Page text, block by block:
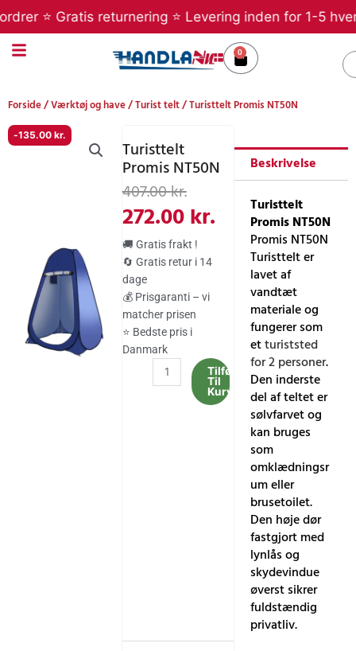
til
indholdet
Gratis returnering ⭐ Levering inden for 1-5
0
Kurv
Forside/Værktøj og have/Turist telt/ Turisttelt Promis NT50N
-135.00 kr.
Turisttelt
Promis NT50N
407.00kr.Den
oprindelige
pris
var:
407.00 kr..
272.00kr.
Den
aktuelle
272.00 kr..
🚚 Gratis frakt !
🔄 Gratis retur i 14
dage
💰 Prisgaranti – vi
matcher prisen
⭐ Bedste pris i
Danmark
Turisttelt
Promis
Tilføj
Til
Kurv
Beskrivelse
Turisttelt
Promis NT50N
Promis NT50N
Turisttelt er
lavet af
vandtæt
materiale og
fungerer som
etturiststed
for 2 personer.
Den inderste
del af teltet er
sølvfarvet og
kan bruges
som
omklædningsr
um eller
brusetoilet.
Den høje dør
fastgjort med
lynlås og
skydevindue
øverst sikrer
fuldstændig
privatliv.